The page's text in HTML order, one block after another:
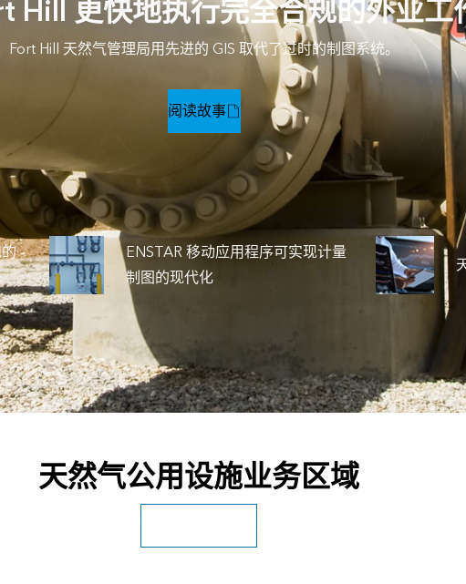
Hill 更快地执行完全合规的外业工
Fort Hill 天然气管理局用先进的 GIS 取代了过时的制图系统。
阅读故事
ENSTAR 移动应用程序可实现计量
制图的现代化
天然气公用设施业务区域
查看所有公用设施